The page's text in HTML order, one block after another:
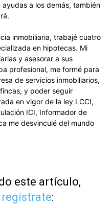
a los demás, también
inmobiliaria, trabajé cuatro
en hipotecas. Mi
y asesorar a sus
profesional, me formé para
de servicios inmobiliarios,
y poder seguir
en vigor de la ley LCCI,
ICI, Informador de
me desvinculé del mundo
este artículo,
regístrate: